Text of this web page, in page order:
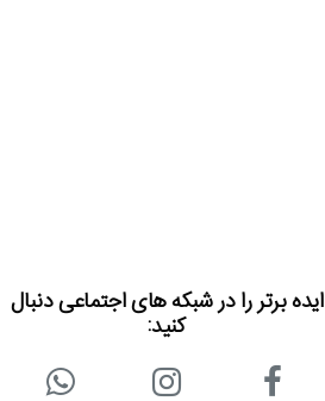
ایده برتر را در شبکه های اجتماعی دنبال
کنید: